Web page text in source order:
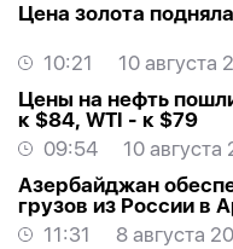
Цена золота
10:21
10 августа
Цены на нефть
к $84, WTI - к $79
09:54
10 августа
Азербайджан
грузов из России в
11:31
8 августа